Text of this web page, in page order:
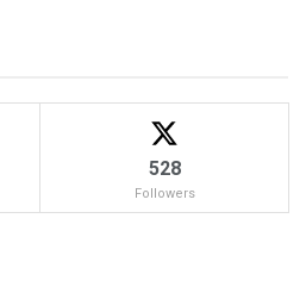
528
Followers